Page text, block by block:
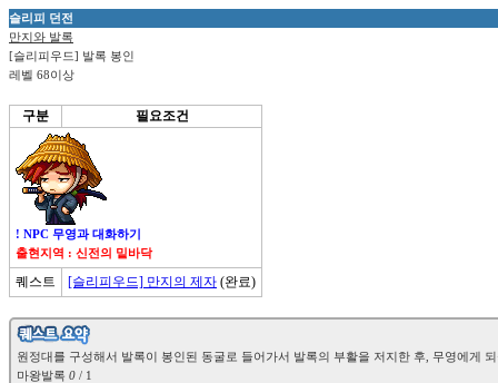
슬리피 던전
만지와 발록
[슬리피우드] 발록 봉인
레벨 68이상
구분 필요조건
! NPC 무영과 대화하기
출현지역 : 신전의 밑바닥
퀘스트 [슬리피우드] 만지의 제자 (완료)
마왕발록 0 / 1